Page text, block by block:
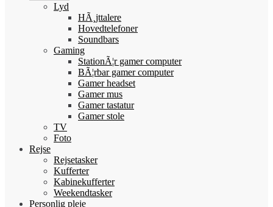
Lyd
HÃ¸jttalere
Hovedtelefoner
Soundbars
Gaming
StationÃ¦r gamer computer
BÃ¦rbar gamer computer
Gamer headset
Gamer mus
Gamer tastatur
Gamer stole
TV
Foto
Rejse
Rejsetasker
Kufferter
Kabinekufferter
Weekendtasker
Personlig pleje